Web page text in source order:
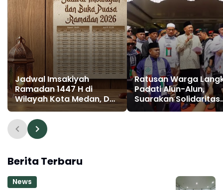
Jadwal Imsakiyah
Ramadan 1447 H di
Wilayah Kota Medan, Deli
Serdang, Binjai, dan
Langkat
Ratusan Warga
Padati Alun-Alun,
Suarakan Solidaritas
untuk Palestina-Gaza
Berita Terbaru
News